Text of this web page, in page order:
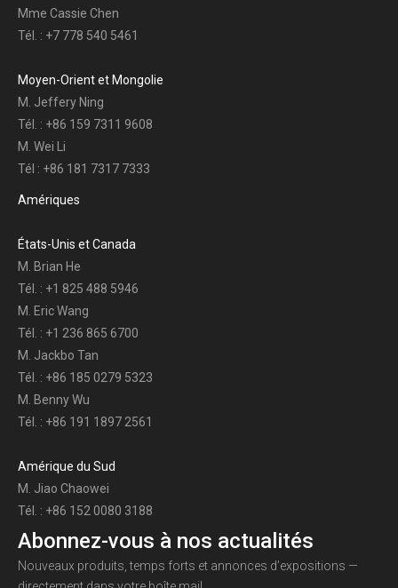
Mme Cassie Chen
Tél. : +7 778 540 5461
Moyen-Orient et Mongolie
M. Jeffery Ning
Tél. : +86 159 7311 9608
M. Wei Li
Tél : +86 181 7317 7333
Amériques
États-Unis et Canada
M. Brian He
Tél. : +1 825 488 5946
M. Eric Wang
Tél. : +1 236 865 6700
M. Jackbo Tan
Tél. : +86 185 0279 5323
M. Benny Wu
Tél. : +86 191 1897 2561
Amérique du Sud
M. Jiao Chaowei
Tél. : +86 152 0080 3188
Abonnez-vous à nos actualités
Nouveaux produits, temps forts et annonces d’expositions —